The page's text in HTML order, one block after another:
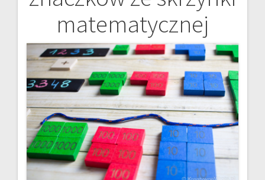
matematycznej